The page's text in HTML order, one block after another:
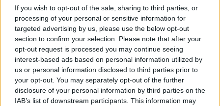
If you wish to opt-out of the sale, sharing to third parties, or
processing of your personal or sensitive information for
targeted advertising by us, please use the below opt-out
section to confirm your selection. Please note that after your
opt-out request is processed you may continue seeing
interest-based ads based on personal information utilized by
us or personal information disclosed to third parties prior to
your opt-out. You may separately opt-out of the further
disclosure of your personal information by third parties on the
IAB’s list of downstream participants. This information may
πρόταση διακυβέρνησης. Να πάρουμε τις
ευρωεκλογές στα σοβαρά, να πολεμήσουμε τη
χαλαρή ψήφο, να δούμε τη μεγάλη εικόνα, ειδικά σε
μια εποχή που τα πράγματα γίνονται όλο και πιο
δύσκολα. Αυτές οι εκλογές είναι η τελευταία εθνική
κάλπη πριν από τις εθνικές εκλογές του 2027».
Αναλυτικά η ομιλία του Κυριάκου Μητσοτάκη